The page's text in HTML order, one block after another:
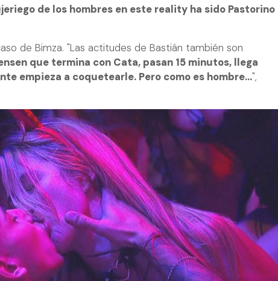
de los hombres en este reality ha sido Pastorino
de Bimza. "Las actitudes de Bastián también son
que termina con Cata, pasan 15 minutos, llega
empieza a coquetearle. Pero como es hombre…",